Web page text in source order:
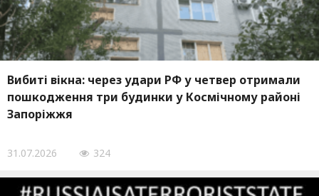
Вибиті вікна: через удари РФ у четвер отримали
пошкодження три будинки у Космічному районі
Запоріжжя
31.07.2026 324